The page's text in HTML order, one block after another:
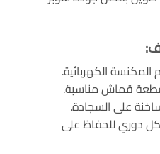
الكهربائية.
قماش مناسبة.
على السجادة.
دوري للحفاظ على